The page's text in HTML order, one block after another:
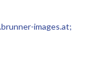
images.at;